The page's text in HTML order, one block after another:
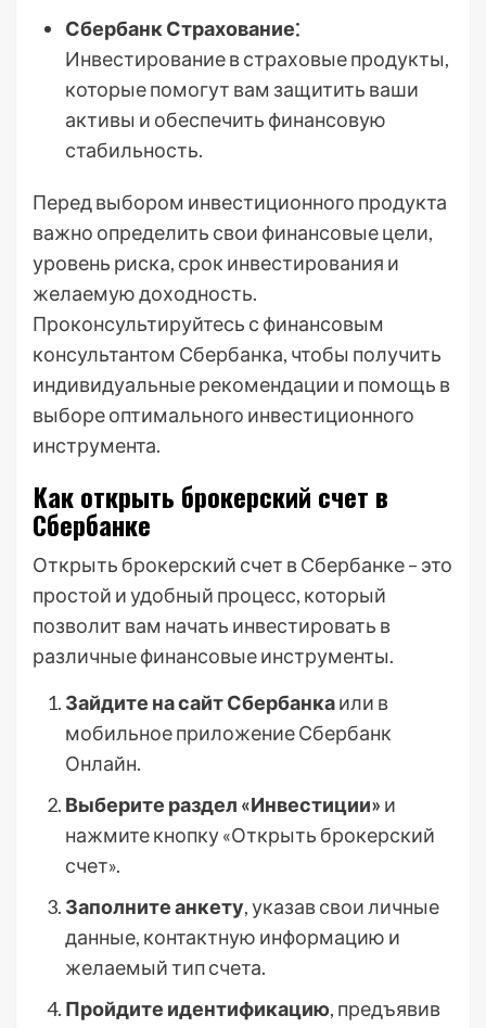
Сбербанк Страхование⁚
Инвестирование в страховые продукты,
которые помогут вам защитить ваши
активы и обеспечить финансовую
стабильность.
Перед выбором инвестиционного продукта
важно определить свои финансовые цели,
уровень риска, срок инвестирования и
желаемую доходность.
Проконсультируйтесь с финансовым
консультантом Сбербанка, чтобы получить
индивидуальные рекомендации и помощь в
выборе оптимального инвестиционного
инструмента.
Как открыть брокерский счет в
Сбербанке
Открыть брокерский счет в Сбербанке – это
простой и удобный процесс, который
позволит вам начать инвестировать в
различные финансовые инструменты.
Зайдите на сайт Сбербанкаили в
мобильное приложение Сбербанк
Онлайн.
Выберите раздел «Инвестиции» и
нажмите кнопку «Открыть брокерский
счет».
Заполните анкету, указав свои личные
данные, контактную информацию и
желаемый тип счета.
Пройдите идентификацию, предъявив